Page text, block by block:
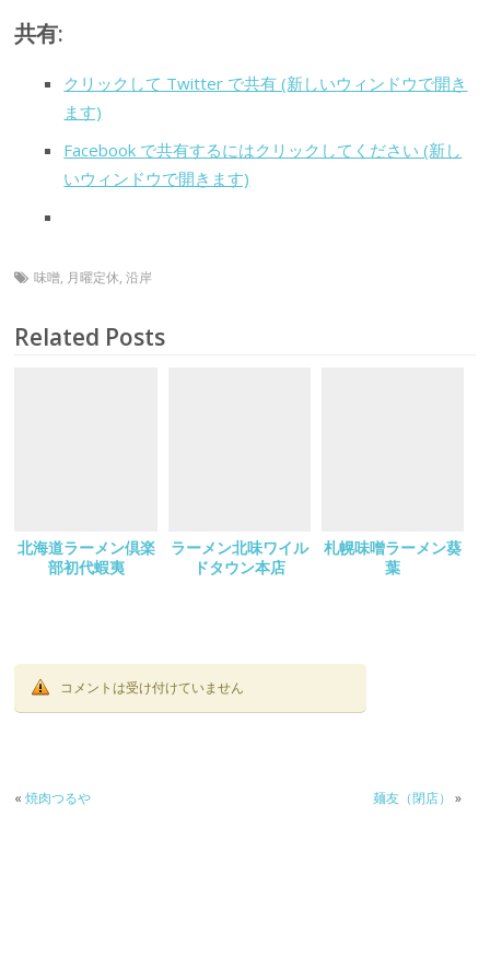
共有:
クリックして Twitter で共有 (新しいウィンドウで開き
ます)
Facebook で共有するにはクリックしてください (新し
いウィンドウで開きます)
味噌, 月曜定休,沿岸
Related Posts
北海道ラーメン倶楽
部初代蝦夷
ラーメン北味ワイル
ドタウン本店
札幌味噌ラーメン葵
葉
コメントは受け付けていません
«焼肉つるや 麺友（閉店） »